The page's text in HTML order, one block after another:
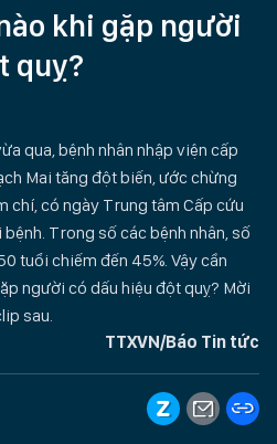
khi gặp người
quỵ?
qua, bệnh nhân nhập viện cấp
Mai tăng đột biến, ước chừng
chí, có ngày Trung tâm Cấp cứu
Trong số các bệnh nhân, số
tuổi chiếm đến 45%. Vậy cần
người có dấu hiệu đột quỵ? Mời
sau.
TTXVN/Báo Tin tức